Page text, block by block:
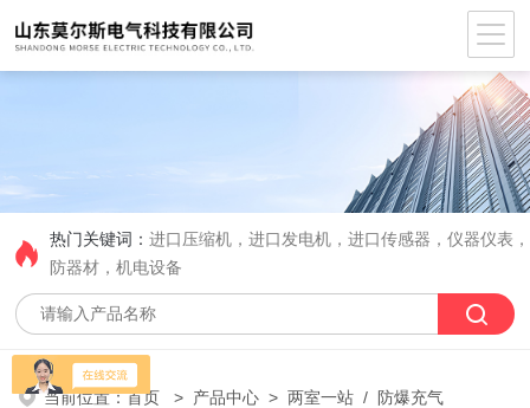
热门关键词：进口压缩机，进口发电机，进口传感器，仪器仪表
防器材，机电设备
当前位置：首页 > 产品中心 >两室一站 / 防爆充气